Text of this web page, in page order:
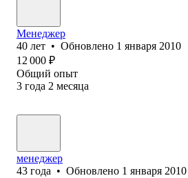
Менеджер
40 лет • Обновлено 1 января 2010
12 000 ₽
Общий опыт
3 года 2 месяца
менеджер
43 года • Обновлено 1 января 2010